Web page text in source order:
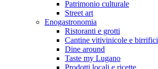
Patrimonio culturale
Street art
Enogastronomia
Ristoranti e grotti
Cantine vitivinicole e birrifici
Dine around
Taste my Lugano
Prodotti locali e ricette